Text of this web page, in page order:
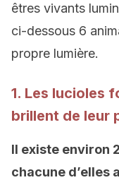
êtres vivants
ci-dessous 6
propre lumière.
1. Les lucioles
brillent de leur
Il existe environ
chacune d’elles